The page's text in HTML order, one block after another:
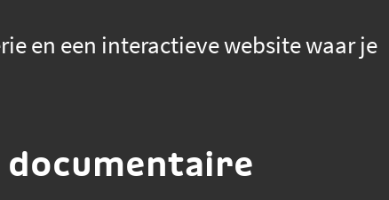
en een interactieve website waar je